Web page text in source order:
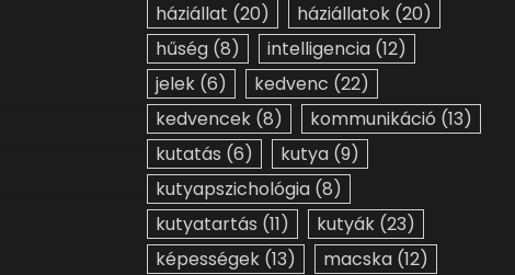
háziállat (20) háziállatok (20)
hűség (8) intelligencia (12)
jelek (6) kedvenc (22)
kedvencek (8) kommunikáció (13)
kutatás (6) kutya (9)
kutyapszichológia (8)
kutyatartás (11) kutyák (23)
képességek (13) macska (12)